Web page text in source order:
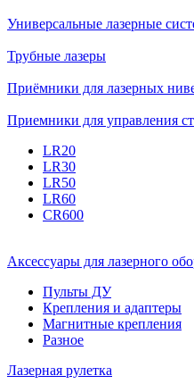
Универсальные лазерные
Трубные лазеры
Приёмники для лазерных
Приемники для управления
LR20
LR30
LR50
LR60
CR600
Аксессуары для лазерного
Пульты ДУ
Крепления и адаптеры
Магнитные крепления
Разное
Лазерная рулетка